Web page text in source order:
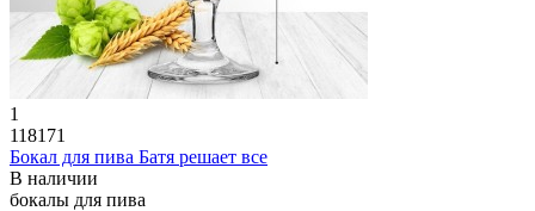
1
118171
Бокал для пива Батя решает все
В наличии
бокалы для пива